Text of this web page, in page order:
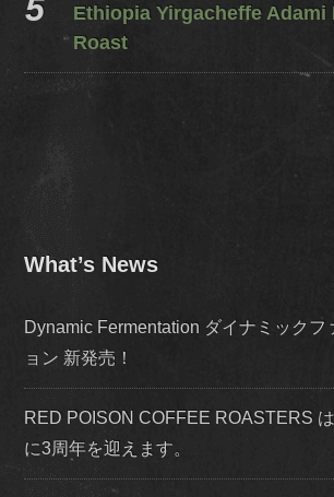
Ethiopia Yirgacheffe Adami
Roast
What’s News
Dynamic Fermentation ダイナミックフ
ョン 新発売！
RED POISON COFFEE ROASTERS
に3周年を迎えます。